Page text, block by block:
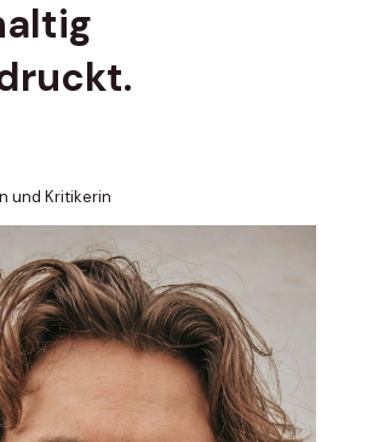
und Kritikerin